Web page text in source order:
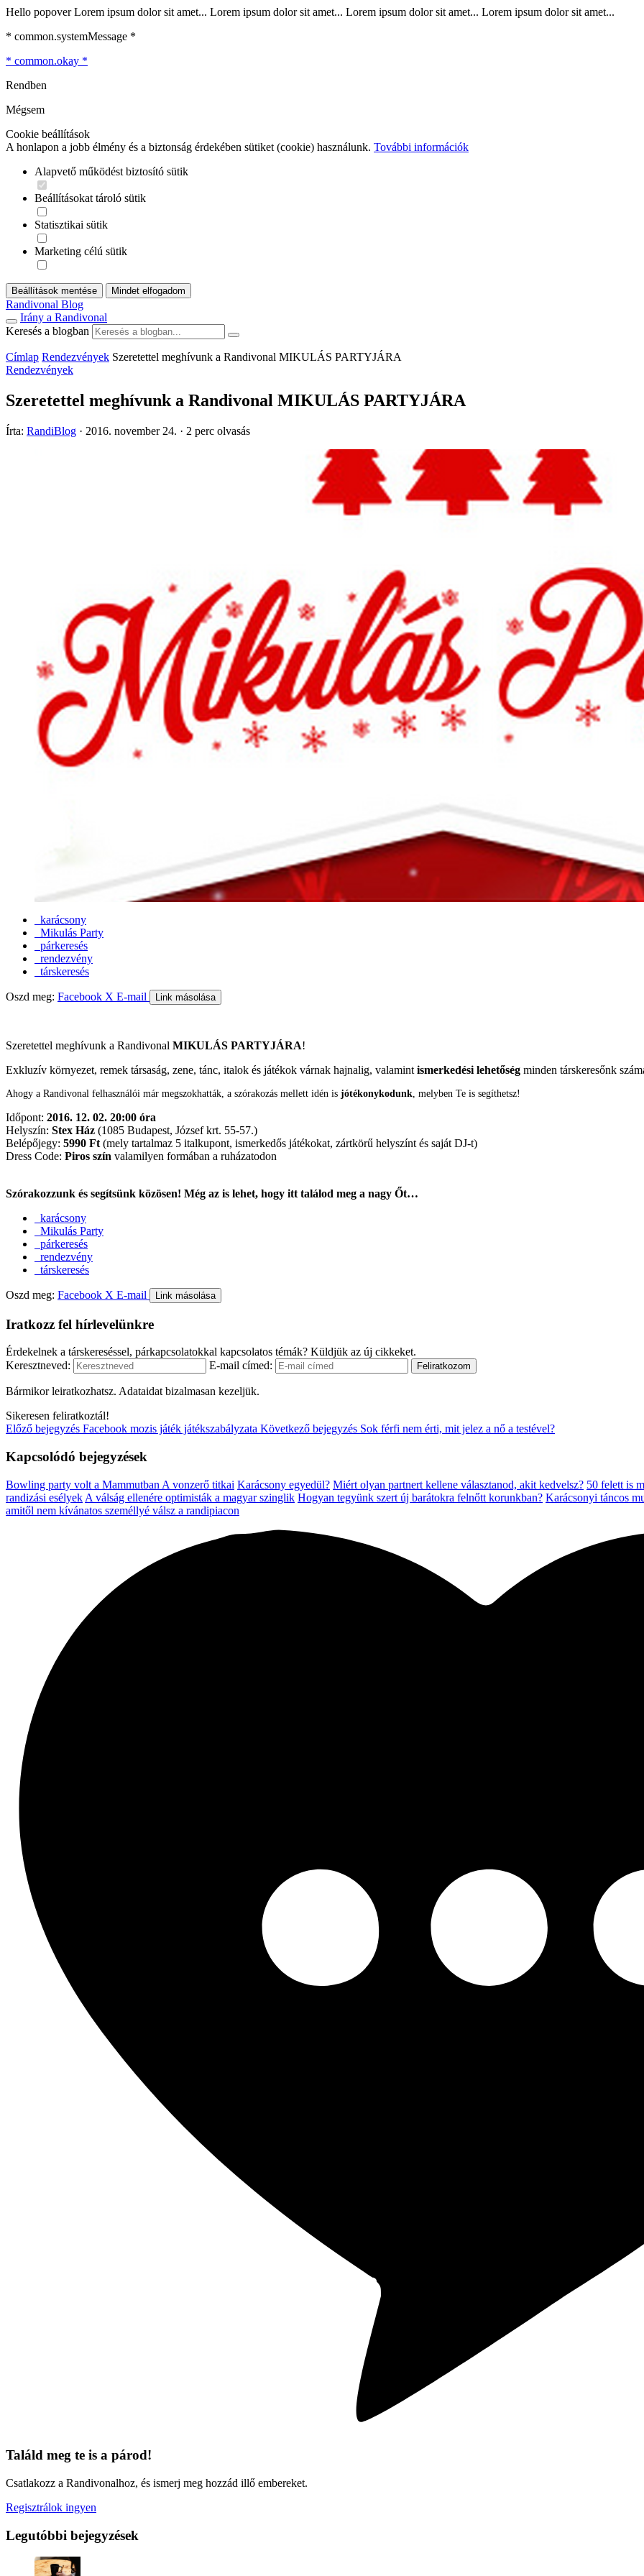
Hello popover Lorem ipsum dolor sit amet... Lorem ipsum dolor sit amet... Lorem ipsum dolor sit amet... Lorem ipsum dolor sit amet...
* common.systemMessage *
* common.okay *
Rendben
Mégsem
Cookie beállítások
A honlapon a jobb élmény és a biztonság érdekében sütiket (cookie) használunk. További információk
Alapvető működést biztosító sütik
Beállításokat tároló sütik
Statisztikai sütik
Marketing célú sütik
Beállítások mentése Mindet elfogadom
Randivonal Blog
Irány a Randivonal
Keresés a blogban
Címlap Rendezvények Szeretettel meghívunk a Randivonal MIKULÁS PARTYJÁRA
Rendezvények
Szeretettel meghívunk a Randivonal MIKULÁS PARTYJÁRA
Írta: RandiBlog · 2016. november 24. · 2 perc olvasás
karácsony
Mikulás Party
párkeresés
rendezvény
társkeresés
Oszd meg: Facebook X E-mail Link másolása
Szeretettel meghívunk a Randivonal MIKULÁS PARTYJÁRA!
Exkluzív környezet, remek társaság, zene, tánc, italok és játékok várnak hajnalig, valamint ismerkedési lehetőség minden társkeresőnk
Ahogy a Randivonal felhasználói már megszokhatták, a szórakozás mellett idén is jótékonykodunk , melyben Te is segíthetsz!
Időpont: 2016. 12. 02. 20:00 óra
Helyszín: Stex Ház (1085 Budapest, József krt. 55-57.)
Belépőjegy: 5990 Ft (mely tartalmaz 5 italkupont, ismerkedős játékokat, zártkörű helyszínt és saját DJ-t)
Dress Code: Piros szín valamilyen formában a ruházatodon
Szórakozzunk és segítsünk közösen! Még az is lehet, hogy itt találod meg a nagy Őt…
karácsony
Mikulás Party
párkeresés
rendezvény
társkeresés
Oszd meg: Facebook X E-mail Link másolása
Iratkozz fel hírlevelünkre
Érdekelnek a társkereséssel, párkapcsolatokkal kapcsolatos témák? Küldjük az új cikkeket.
Keresztneved:
E-mail címed:
Bármikor leiratkozhatsz. Adataidat bizalmasan kezeljük.
Sikeresen feliratkoztál!
Előző bejegyzés Facebook mozis játék játékszabályzata Következő bejegyzés Sok férfi nem érti, mit jelez a nő a testével?
Kapcsolódó bejegyzések
Bowling party volt a Mammutban A vonzerő titkai Karácsony egyedül? Miért olyan partnert kellene választanod, akit kedvelsz? 50 felett is
randizási esélyek A válság ellenére optimisták a magyar szinglik Hogyan tegyünk szert új barátokra felnőtt korunkban? Karácsonyi táncos
amitől nem kívánatos személlyé válsz a randipiacon
Találd meg te is a párod!
Csatlakozz a Randivonalhoz, és ismerj meg hozzád illő embereket.
Regisztrálok ingyen
Legutóbbi bejegyzések